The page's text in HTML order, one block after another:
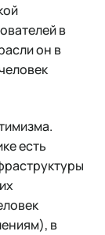
в
он в
есть
в